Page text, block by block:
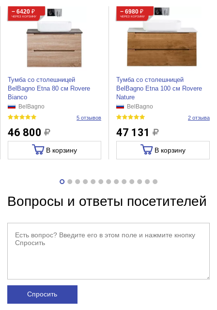
− 6420 ₽
ЧЕРЕЗ КОРЗИНУ
Тумба со столешницей
BelBagno Etna 80 см Rovere
Bianco
BelBagno
5 отзывов
46 800
В корзину
− 6980 ₽
ЧЕРЕЗ КОРЗИНУ
Тумба со столешницей
BelBagno Etna 100 см Rovere
Nature
BelBagno
2 отзыва
47 131
В корзину
Вопросы и ответы посетителей
Спросить